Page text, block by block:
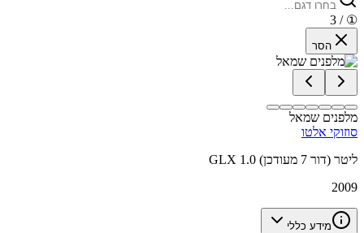
①
/ 3
הסר
מלפנים שמאל
סוזוקי אלטו
GLX 1.0 ליטר (דור 7 מעודכן)
2009
מידע כללי